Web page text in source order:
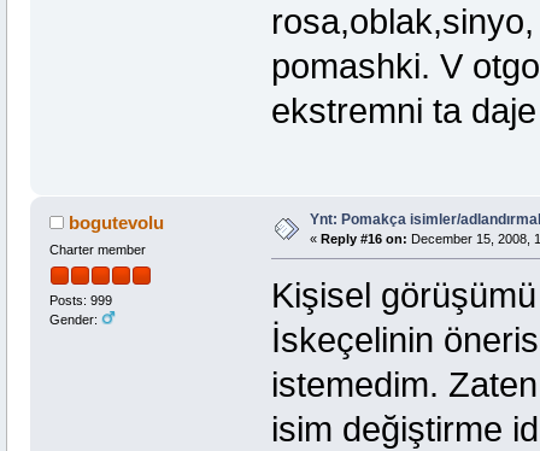
pomashki. V
ekstremni ta
bogutevolu
Charter member
Posts: 999
Gender:
Ynt: Pomakça isimler/
« Reply #16 on: December 15, 2008,
Kişisel
İskeçelinin
istemedim.
isim değiştirme